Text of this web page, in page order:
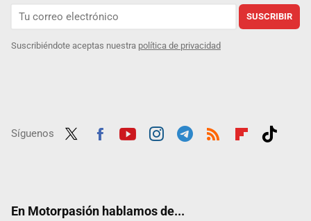
SUSCRIBIR
Suscribiéndote aceptas nuestra política de privacidad
Síguenos
En Motorpasión hablamos de...